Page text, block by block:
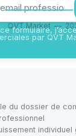
QVT Market —
formulaire,
par QVT
du dossier de